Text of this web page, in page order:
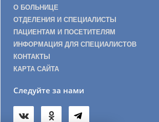
О БОЛЬНИЦЕ
ОТДЕЛЕНИЯ И СПЕЦИАЛИСТЫ
ПАЦИЕНТАМ И ПОСЕТИТЕЛЯМ
ИНФОРМАЦИЯ ДЛЯ СПЕЦИАЛИСТОВ
КОНТАКТЫ
КАРТА САЙТА
Следуйте за нами